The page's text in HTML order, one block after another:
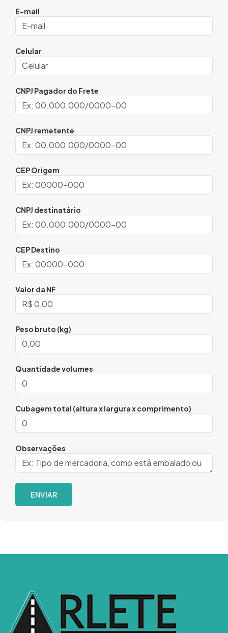
E-mail
Celular
CNPJ Pagador do Frete
CNPJ remetente
CEP Origem
CNPJ destinatário
CEP Destino
Valor da NF
Peso bruto (kg)
Quantidade volumes
Cubagem total (altura x largura x comprimento)
Observações
ENVIAR